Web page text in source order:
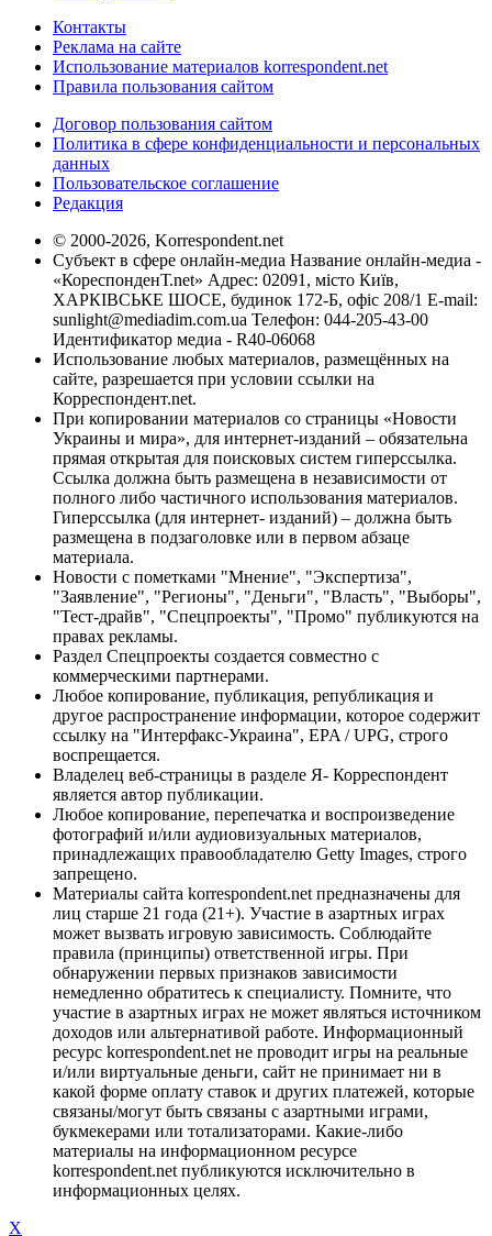
Контакты
Реклама на сайте
Использование материалов korrespondent.net
Правила пользования сайтом
Договор пользования сайтом
Политика в сфере конфиденциальности и персональных
данных
Пользовательское соглашение
Редакция
© 2000-2026, Korrespondent.net
Субъект в сфере онлайн-медиа Название онлайн-медиа -
«КореспонденТ.net» Адрес: 02091, місто Київ,
ХАРКІВСЬКЕ ШОСЕ, будинок 172-Б, офіс 208/1 E-mail:
sunlight@mediadim.com.ua Телефон: 044-205-43-00
Идентификатор медиа - R40-06068
Использование любых материалов, размещённых на
сайте, разрешается при условии ссылки на
Корреспондент.net.
При копировании материалов со страницы «Новости
Украины и мира», для интернет-изданий – обязательна
прямая открытая для поисковых систем гиперссылка.
Ссылка должна быть размещена в независимости от
полного либо частичного использования материалов.
Гиперссылка (для интернет- изданий) – должна быть
размещена в подзаголовке или в первом абзаце
материала.
Новости с пометками "Мнение", "Экспертиза",
"Заявление", "Регионы", "Деньги", "Власть", "Выборы",
"Тест-драйв", "Спецпроекты", "Промо" публикуются на
правах рекламы.
Раздел Спецпроекты создается совместно с
коммерческими партнерами.
Любое копирование, публикация, републикация и
другое распространение информации, которое содержит
ссылку на "Интерфакс-Украина", EPA / UPG, строго
воспрещается.
Владелец веб-страницы в разделе Я- Корреспондент
является автор публикации.
Любое копирование, перепечатка и воспроизведение
фотографий и/или аудиовизуальных материалов,
принадлежащих правообладателю Getty Images, строго
запрещено.
Материалы сайта korrespondent.net предназначены для
лиц старше 21 года (21+). Участие в азартных играх
может вызвать игровую зависимость. Соблюдайте
правила (принципы) ответственной игры. При
обнаружении первых признаков зависимости
немедленно обратитесь к специалисту. Помните, что
участие в азартных играх не может являться источником
доходов или альтернативой работе. Информационный
ресурс korrespondent.net не проводит игры на реальные
и/или виртуальные деньги, сайт не принимает ни в
какой форме оплату ставок и других платежей, которые
связаны/могут быть связаны с азартными играми,
букмекерами или тотализаторами. Какие-либо
материалы на информационном ресурсе
korrespondent.net публикуются исключительно в
информационных целях.
X